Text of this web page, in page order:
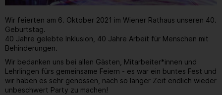
Wir feierten am 6. Oktober 2021 im Wiener Rathaus unseren 40.
Geburtstag.
40 Jahre gelebte Inklusion, 40 Jahre Arbeit für Menschen mit
Behinderungen.
Wir bedanken uns bei allen Gästen, Mitarbeiter*innen und
Lehrlingen fürs gemeinsame Feiern - es war ein buntes Fest und
wir haben es sehr genossen, nach so langer Zeit endlich wieder
unbeschwert Party zu machen!